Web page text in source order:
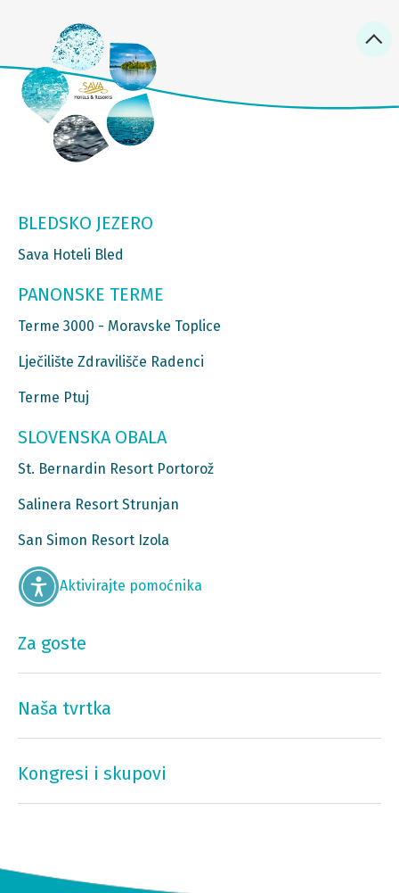
BLEDSKO JEZERO
Sava Hoteli Bled
PANONSKE TERME
Terme 3000 - Moravske Toplice
Lječilište Zdravilišče Radenci
Terme Ptuj
SLOVENSKA OBALA
St. Bernardin Resort Portorož
Salinera Resort Strunjan
San Simon Resort Izola
Aktivirajte pomoćnika
Za goste
Naša tvrtka
Kongresi i skupovi